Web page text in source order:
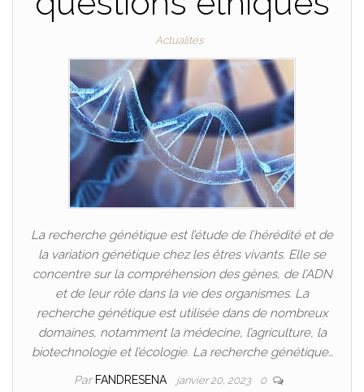
Actualités
La recherche génétique est l’étude de l’hérédité et de
la variation génétique chez les êtres vivants. Elle se
concentre sur la compréhension des gènes, de l’ADN
et de leur rôle dans la vie des organismes. La
recherche génétique est utilisée dans de nombreux
domaines, notamment la médecine, l’agriculture, la
biotechnologie et l’écologie. La recherche génétique…
Par FANDRESENA janvier 20, 2023 0